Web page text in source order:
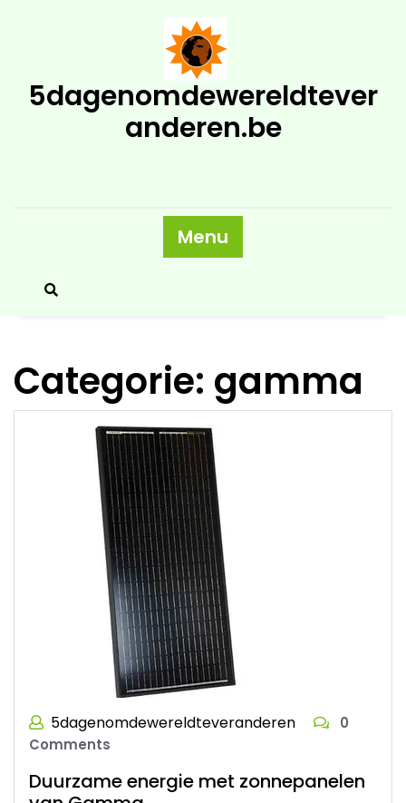
5dagenomdewereldtever
anderen.be
Menu
Categorie: gamma
5dagenomdewereldteveranderen
0
Comments
Duurzame energie met zonnepanelen